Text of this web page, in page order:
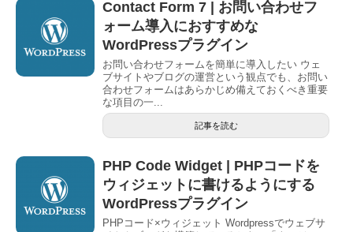
Contact Form 7 | お問い合わせフ
ォーム導入におすすめな
WordPressプラグイン
お問い合わせフォームを簡単に導入したい ウェ
ブサイトやブログの運営という観点でも、お問い
合わせフォームはあらかじめ備えておくべき重要
な項目の一...
記事を読む
PHP Code Widget | PHPコードを
ウィジェットに書けるようにする
WordPressプラグイン
PHPコード×ウィジェット Wordpressでウェブサ